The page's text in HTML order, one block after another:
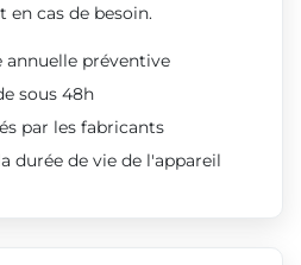
cas de besoin.
préventive
sous 48h
par les fabricants
durée de vie de l'appareil